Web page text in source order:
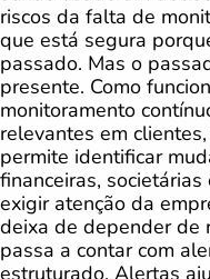
riscos da falta de
que está segura
passado. Mas o
presente. Como
monitoramento
relevantes em
permite identificar
financeiras,
exigir atenção da
deixa de depender de
passa a contar com
estruturado. Alertas